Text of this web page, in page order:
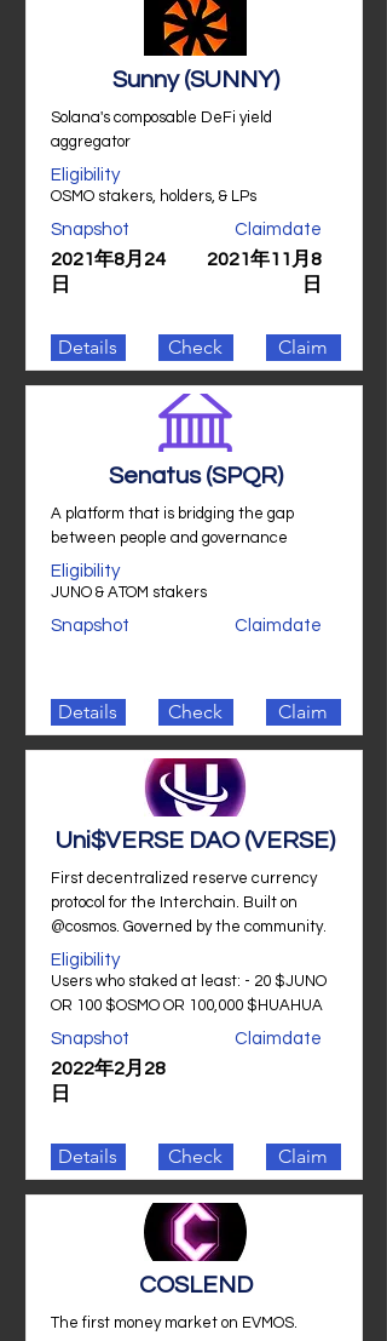
Sunny (SUNNY)
Solana's composable DeFi yield
aggregator
Eligibility
OSMO stakers, holders, & LPs
Snapshot
2021年8月24
日
Claimdate
2021年11月8
日
Details Check Claim
Senatus (SPQR)
A platform that is bridging the gap
between people and governance
Eligibility
JUNO & ATOM stakers
Snapshot Claimdate
Details Check Claim
Uni$VERSE DAO (VERSE)
First decentralized reserve currency
protocol for the Interchain. Built on
@cosmos. Governed by the community.
Eligibility
Users who staked at least: - 20 $JUNO
OR 100 $OSMO OR 100,000 $HUAHUA
Snapshot
2022年2月28
日
Claimdate
Details Check Claim
COSLEND
The first money market on EVMOS.